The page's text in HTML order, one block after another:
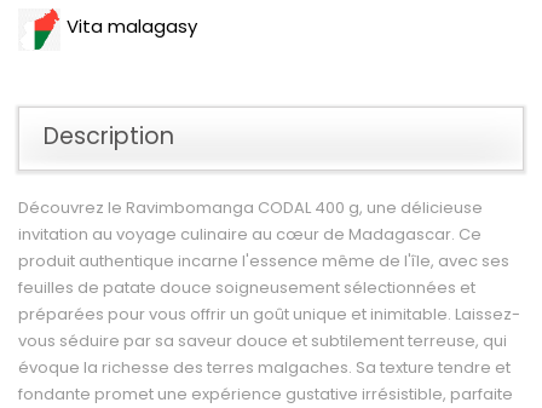
Vita malagasy
Description
Découvrez le Ravimbomanga CODAL 400 g, une délicieuse
invitation au voyage culinaire au cœur de Madagascar. Ce
produit authentique incarne l'essence même de l'île, avec ses
feuilles de patate douce soigneusement sélectionnées et
préparées pour vous offrir un goût unique et inimitable. Laissez-
vous séduire par sa saveur douce et subtilement terreuse, qui
évoque la richesse des terres malgaches. Sa texture tendre et
fondante promet une expérience gustative irrésistible, parfaite